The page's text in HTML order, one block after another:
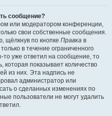
сообщение?
или модератором конференции,
свои собственные сообщения.
щёлкнув по кнопке Правка в
в течение ограниченного
то уже ответил на сообщение, то
показывает количество
из них. Эта надпись не
администратор или
о сделанных изменениях по
пользователи не могут удалить